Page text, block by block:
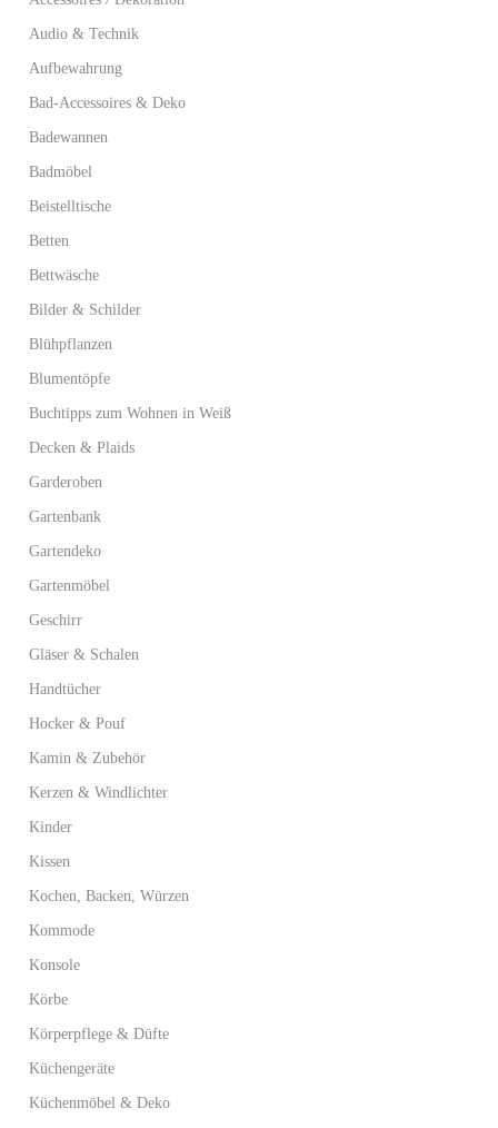
Audio & Technik
Aufbewahrung
Bad-Accessoires & Deko
Badewannen
Badmöbel
Beistelltische
Betten
Bettwäsche
Bilder & Schilder
Blühpflanzen
Blumentöpfe
Buchtipps zum Wohnen in Weiß
Decken & Plaids
Garderoben
Gartenbank
Gartendeko
Gartenmöbel
Geschirr
Gläser & Schalen
Handtücher
Hocker & Pouf
Kamin & Zubehör
Kerzen & Windlichter
Kinder
Kissen
Kochen, Backen, Würzen
Kommode
Konsole
Körbe
Körperpflege & Düfte
Küchengeräte
Küchenmöbel & Deko